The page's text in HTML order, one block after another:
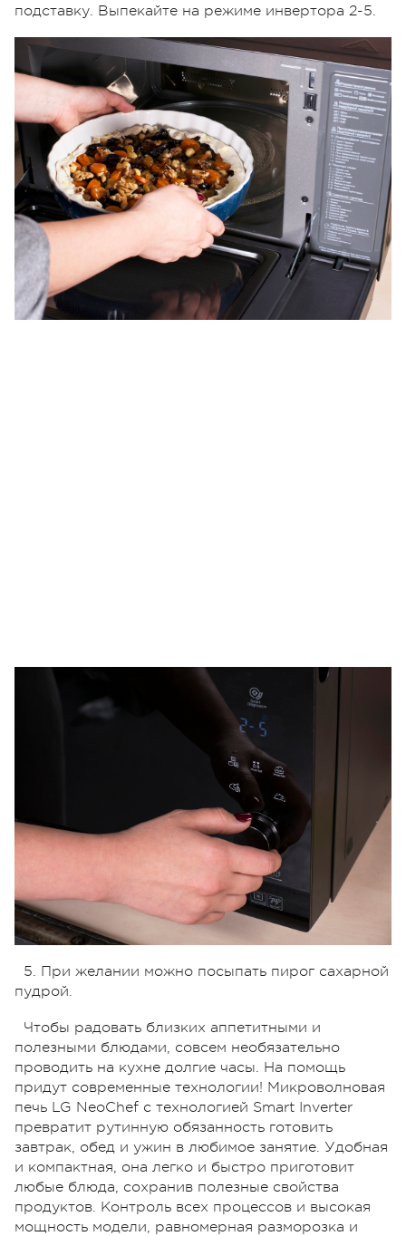
подставку. Выпекайте на режиме инвертора 2-5.
5. При желании можно посыпать пирог сахарной
пудрой.
Чтобы радовать близких аппетитными и
полезными блюдами, совсем необязательно
проводить на кухне долгие часы. На помощь
придут современные технологии! Микроволновая
печь LG NeoChef c технологией Smart Inverter
превратит рутинную обязанность готовить
завтрак, обед и ужин в любимое занятие. Удобная
и компактная, она легко и быстро приготовит
любые блюда, сохранив полезные свойства
продуктов. Контроль всех процессов и высокая
мощность модели, равномерная разморозка и